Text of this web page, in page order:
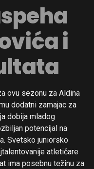
i
ovu sezonu za Aldina
dodatni zamajac za
dobija mladog
potencijal na
Svetsko juniorsko
atletičare
ima posebnu težinu za